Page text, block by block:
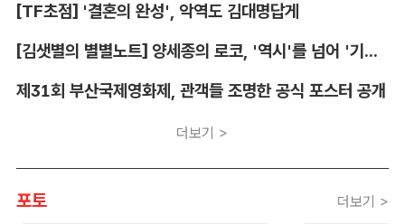
[TF초점] '결혼의 완성', 악역도 김대명답게
[김샛별의 별별노트] 양세종의 로코, '역시'를 넘어 '기대 이상'
제31회 부산국제영화제, 관객들 조명한 공식 포스터 공개
더보기 >
포토 더보기 >